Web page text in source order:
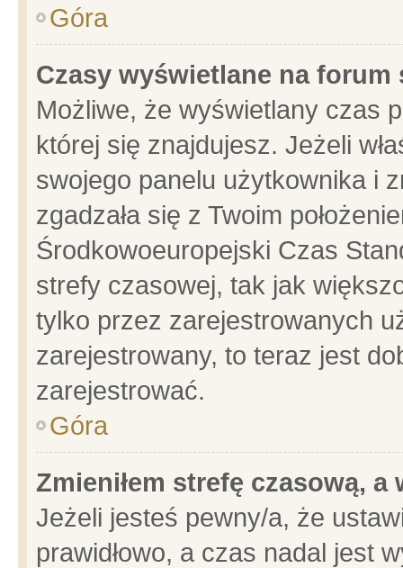
Góra
Czasy wyświetlane na forum
Możliwe, że wyświetlany czas
której się znajdujesz. Jeżeli
swojego panelu użytkownika i
zgadzała się z Twoim
Środkowoeuropejski Czas
strefy czasowej, tak jak
tylko przez zarejestrowanych
zarejestrowany, to teraz jest
zarejestrować.
Góra
Zmieniłem strefę czasową,
Jeżeli jesteś pewny/a, że
prawidłowo, a czas nadal jest